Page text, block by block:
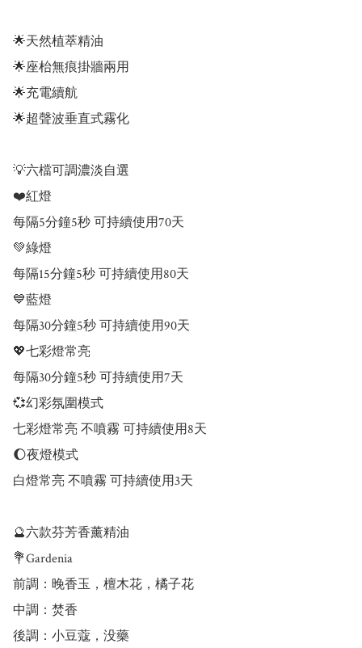
🌟天然植萃精油
🌟座枱無痕掛牆兩用
🌟充電續航
🌟超聲波垂直式霧化
💡六檔可調濃淡自選
❤️紅燈
每隔5分鐘5秒 可持續使用70天
💚綠燈
每隔15分鐘5秒 可持續使用80天
💙藍燈
每隔30分鐘5秒 可持續使用90天
💖七彩燈常亮
每隔30分鐘5秒 可持續使用7天
💞幻彩氛圍模式
七彩燈常亮 不噴霧 可持續使用8天
🌔夜燈模式
白燈常亮 不噴霧 可持續使用3天
🔮六款芬芳香薰精油
💐Gardenia
前調：晚香玉，檀木花，橘子花
中調：焚香
後調：小豆蔻，没藥